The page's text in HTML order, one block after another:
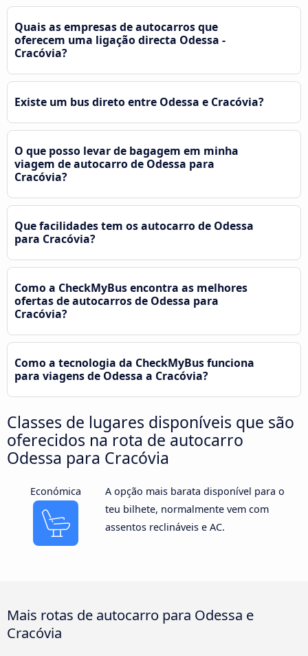
Quais as empresas de autocarros que
oferecem uma ligação directa Odessa -
Cracóvia?
Existe um bus direto entre Odessa e Cracóvia?
O que posso levar de bagagem em minha
viagem de autocarro de Odessa para
Cracóvia?
Que facilidades tem os autocarro de Odessa
para Cracóvia?
Como a CheckMyBus encontra as melhores
ofertas de autocarros de Odessa para
Cracóvia?
Como a tecnologia da CheckMyBus funciona
para viagens de Odessa a Cracóvia?
Classes de lugares disponíveis que são
oferecidos na rota de autocarro
Odessa para Cracóvia
Económica
A opção mais barata disponível para o
teu bilhete, normalmente vem com
assentos reclináveis e AC.
Mais rotas de autocarro para Odessa e
Cracóvia